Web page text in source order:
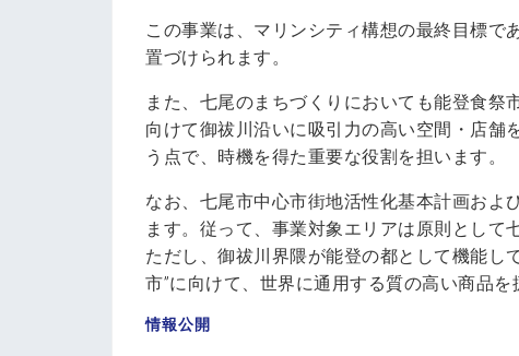
この事業は、マリンシティ構想の最終目標で
置づけられます。
また、七尾のまちづくりにおいても能登食
向けて御祓川沿いに吸引力の高い空間・店舗
う点で、時機を得た重要な役割を担います。
なお、七尾市中心市街地活性化基本計画およ
ます。従って、事業対象エリアは原則として
ただし、御祓川界隈が能登の都として機能し
市”に向けて、世界に通用する質の高い商品を
情報公開